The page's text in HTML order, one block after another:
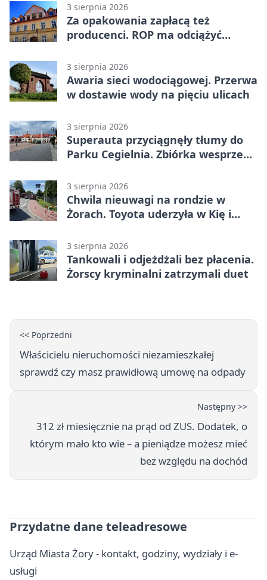
3 sierpnia 2026
Za opakowania zapłacą też
producenci. ROP ma odciążyć
3 sierpnia 2026
Awaria sieci wodociągowej. Przerwa
w dostawie wody na pięciu ulicach
3 sierpnia 2026
Superauta przyciągnęły tłumy do
Parku Cegielnia. Zbiórka wesprze
3 sierpnia 2026
Chwila nieuwagi na rondzie w
Żorach. Toyota uderzyła w Kię i
3 sierpnia 2026
Tankowali i odjeżdżali bez płacenia.
Żorscy kryminalni zatrzymali duet
<< Poprzedni
Właścicielu nieruchomości niezamieszkałej
sprawdź czy masz prawidłową umowę na odpady
Następny >>
312 zł miesięcznie na prąd od ZUS. Dodatek, o
którym mało kto wie – a pieniądze możesz mieć
bez względu na dochód
Przydatne dane teleadresowe
Urząd Miasta Żory - kontakt, godziny, wydziały i e-
usługi